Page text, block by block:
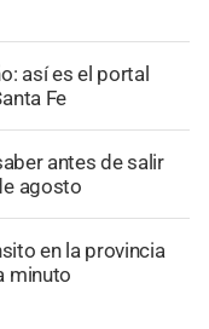
así es el portal
Fe
antes de salir
agosto
en la provincia
minuto